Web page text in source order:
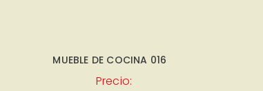
MUEBLE DE COCINA 016
Precio: